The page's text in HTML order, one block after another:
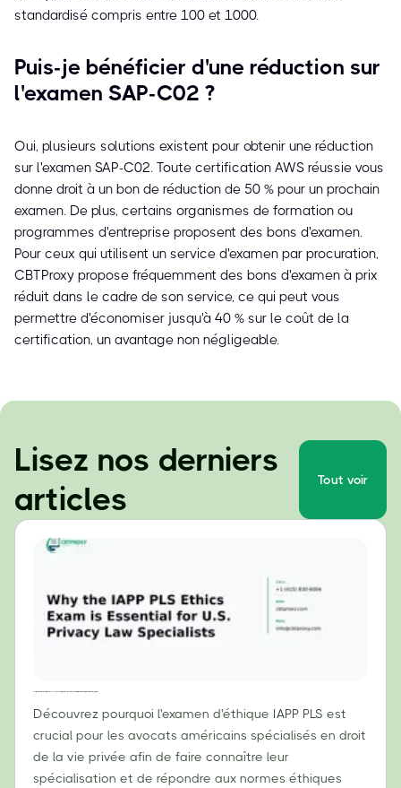
standardisé compris entre 100 et 1000.
Puis-je bénéficier d'une réduction sur
l'examen SAP-C02 ?
Oui, plusieurs solutions existent pour obtenir une réduction
sur l'examen SAP-C02. Toute certification AWS réussie vous
donne droit à un bon de réduction de 50 % pour un prochain
examen. De plus, certains organismes de formation ou
programmes d'entreprise proposent des bons d'examen.
Pour ceux qui utilisent un service d'examen par procuration,
CBTProxy propose fréquemment des bons d'examen à prix
réduit dans le cadre de son service, ce qui peut vous
permettre d'économiser jusqu'à 40 % sur le coût de la
certification, un avantage non négligeable.
Lisez nos derniers
articles
Tout voir
Découvrez pourquoi l'examen d'éthique IAPP PLS est
crucial pour les avocats américains spécialisés en droit
de la vie privée afin de faire connaître leur
spécialisation et de répondre aux normes éthiques